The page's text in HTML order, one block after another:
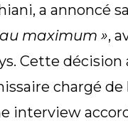
a annoncé
maximum »,
Cette décision
chargé
interview